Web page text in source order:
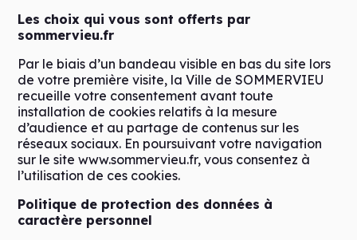
Les choix qui vous sont offerts par
sommervieu.fr
Par le biais d’un bandeau visible en bas du site lors
de votre première visite, la Ville de SOMMERVIEU
recueille votre consentement avant toute
installation de cookies relatifs à la mesure
d’audience et au partage de contenus sur les
réseaux sociaux. En poursuivant votre navigation
sur le site www.sommervieu.fr, vous consentez à
l’utilisation de ces cookies.
Politique de protection des données à
caractère personnel